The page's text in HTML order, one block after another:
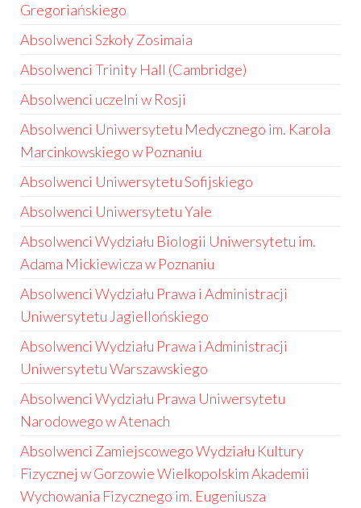
Gregoriańskiego
Absolwenci Szkoły Zosimaia
Absolwenci Trinity Hall (Cambridge)
Absolwenci uczelni w Rosji
Absolwenci Uniwersytetu Medycznego im. Karola
Marcinkowskiego w Poznaniu
Absolwenci Uniwersytetu Sofijskiego
Absolwenci Uniwersytetu Yale
Absolwenci Wydziału Biologii Uniwersytetu im.
Adama Mickiewicza w Poznaniu
Absolwenci Wydziału Prawa i Administracji
Uniwersytetu Jagiellońskiego
Absolwenci Wydziału Prawa i Administracji
Uniwersytetu Warszawskiego
Absolwenci Wydziału Prawa Uniwersytetu
Narodowego w Atenach
Absolwenci Zamiejscowego Wydziału Kultury
Fizycznej w Gorzowie Wielkopolskim Akademii
Wychowania Fizycznego im. Eugeniusza